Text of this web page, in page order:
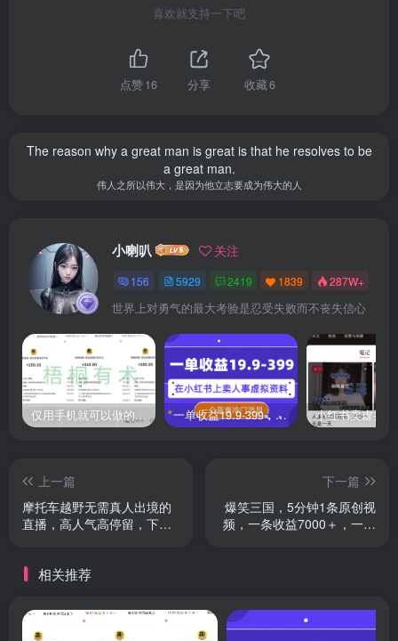
喜欢就支持一下吧
点赞16 分享 收藏6
The reason why a great man is great is that he resolves to be
a great man.
伟人之所以伟大，是因为他立志要成为伟大的人
小喇叭 关注
156 5929 2419 1839 287W+
世界上对勇气的最大考验是忍受失败而不丧失信心
仅用手机就可以做的小项目，当天就能见钱，每天100-300 一单收益19.9-399，一个蓝海冷门项目，在小红书上卖人事虚拟资料
上一篇
摩托车越野无需真人出境的
直播，高人气高停留，下白
下一篇
爆笑三国，5分钟1条原创视
频，一条收益7000＋，一键
相关推荐